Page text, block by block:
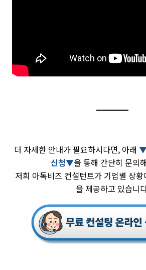
더 자세한 안내가 필요하시다면, 아래 ▼
신청▼을 통해 간단히 문의
저희 아톡비즈 컨설턴트가 기업별 상
을 제공하고 있습니